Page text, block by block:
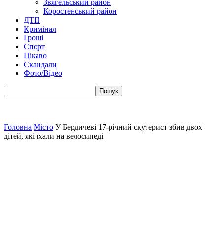
Звягельський район
Коростенський район
ДТП
Кримінал
Гроші
Спорт
Цікаво
Скандали
Фото/Відео
Головна Місто У Бердичеві 17-річний скутерист збив двох
дітей, які їхали на велосипеді